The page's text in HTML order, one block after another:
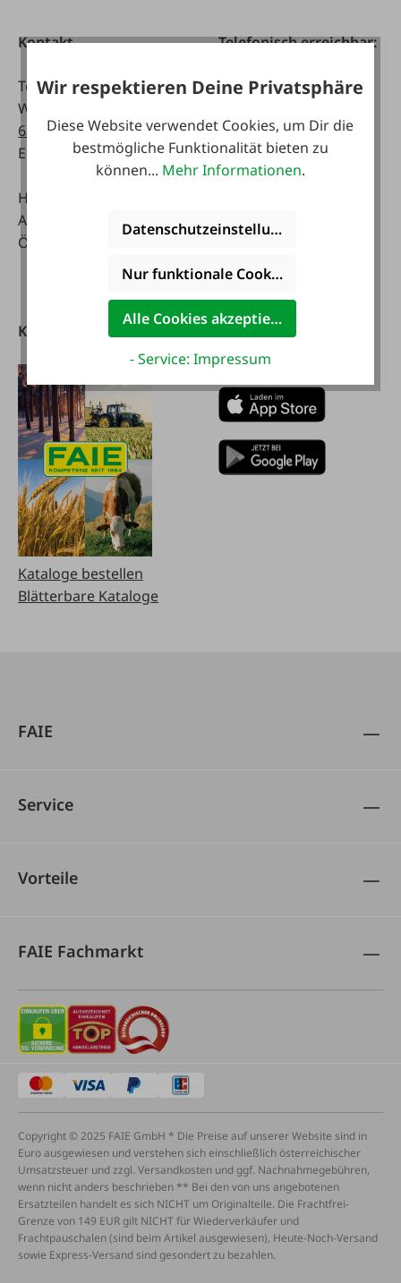
Kontakt
Tel:0043 7672 716-0
WhatsApp:
63514619
E-Mail:
info@faie.at
Handelsstraße 9
A-4844 Regau
Österreich
Telefonisch erreichbar:
Mo - Fr:
Sa:
08:00 - 12:00 Uhr
Mo - Fr:
Sa:
Kataloge
Kataloge bestellen
Blätterbare Kataloge
FAIE App
herunterladen
FAIE
Service
Vorteile
FAIE Fachmarkt
Copyright © 2025 FAIE GmbH * Die Preise auf unserer Website sind in
Euro ausgewiesen und verstehen sich einschließlich österreichischer
Umsatzsteuer und zzgl. Versandkosten und ggf. Nachnahmegebühren,
wenn nicht anders beschrieben ** Bei den von uns angebotenen
Ersatzteilen handelt es sich NICHT um Originalteile. Die Frachtfrei-
Grenze von 149 EUR gilt NICHT für Wiederverkäufer und
Frachtpauschalen (sind beim Artikel ausgewiesen), Heute-Noch-Versand
sowie Express-Versand sind gesondert zu bezahlen.
Wir respektieren Deine Privatsphäre
Diese Website verwendet Cookies, um Dir die
bestmögliche Funktionalität bieten zu
können... Mehr Informationen.
Datenschutzeinstellungen
Nur funktionale Cookies akzeptieren
Alle Cookies akzeptieren
- Service: Impressum